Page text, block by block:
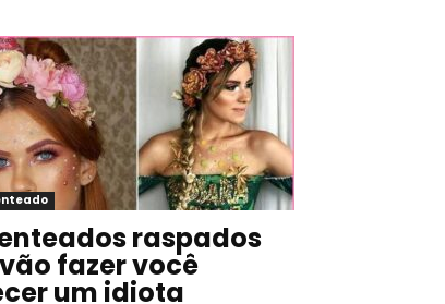
raspados
fazer você
um idiota